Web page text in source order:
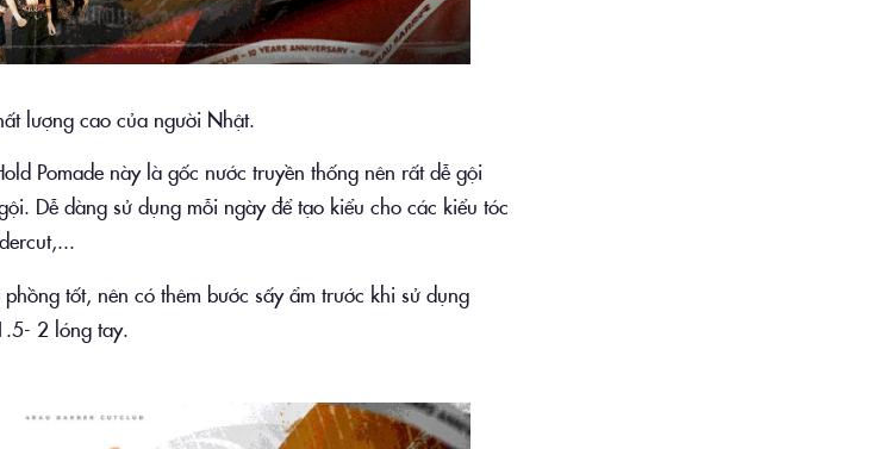
lượng cao của người Nhật.
Pomade này là gốc nước truyền thống nên rất dễ gội
Dễ dàng sử dụng mỗi ngày để tạo kiểu cho các kiểu tóc
tốt, nên có thêm bước sấy ẩm trước khi sử dụng
2 lóng tay.